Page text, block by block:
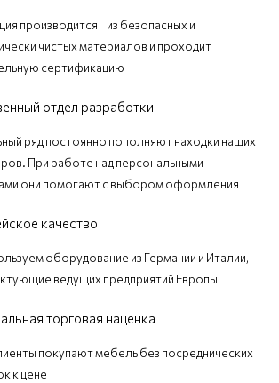
производится из безопасных и
чистых материалов и проходит
сертификацию
отдел разработки
ряд постоянно пополняют находки наших
При работе над персональными
они помогают с выбором оформления
качество
оборудование из Германии и Италии,
ведущих предприятий Европы
торговая наценка
покупают мебель без посреднических
к цене